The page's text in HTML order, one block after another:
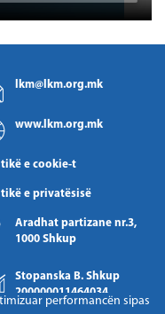
lkm@lkm.org.mk
www.lkm.org.mk
e cookie-t
e privatësisë
Aradhat partizane nr.3,
1000 Shkup
Stopanska B. Shkup
200000011464034
performancën sipas